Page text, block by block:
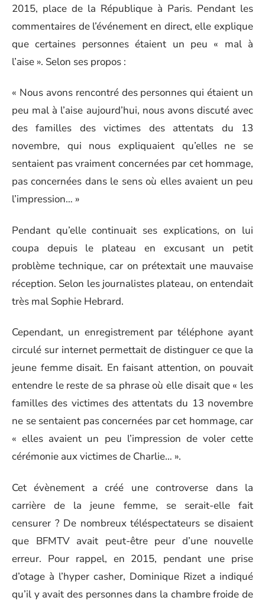
2015, place de la République à Paris. Pendant les
commentaires de l’événement en direct, elle explique
que certaines personnes étaient un peu « mal à
l’aise ». Selon ses propos :
« Nous avons rencontré des personnes qui étaient un
peu mal à l’aise aujourd’hui, nous avons discuté avec
des familles des victimes des attentats du 13
novembre, qui nous expliquaient qu’elles ne se
sentaient pas vraiment concernées par cet hommage,
pas concernées dans le sens où elles avaient un peu
l’impression… »
Pendant qu’elle continuait ses explications, on lui
coupa depuis le plateau en excusant un petit
problème technique, car on prétextait une mauvaise
réception. Selon les journalistes plateau, on entendait
très mal Sophie Hebrard.
Cependant, un enregistrement par téléphone ayant
circulé sur internet permettait de distinguer ce que la
jeune femme disait. En faisant attention, on pouvait
entendre le reste de sa phrase où elle disait que « les
familles des victimes des attentats du 13 novembre
ne se sentaient pas concernées par cet hommage, car
« elles avaient un peu l’impression de voler cette
cérémonie aux victimes de Charlie… ».
Cet évènement a créé une controverse dans la
carrière de la jeune femme, se serait-elle fait
censurer ? De nombreux téléspectateurs se disaient
que BFMTV avait peut-être peur d’une nouvelle
erreur. Pour rappel, en 2015, pendant une prise
d’otage à l’hyper casher, Dominique Rizet a indiqué
qu’il y avait des personnes dans la chambre froide de